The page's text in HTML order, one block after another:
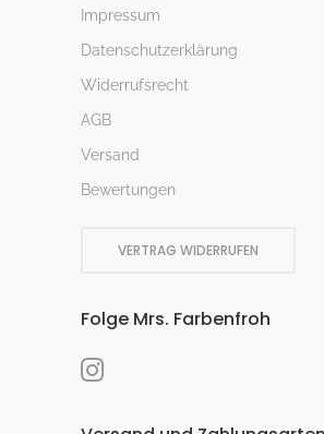
Impressum
Datenschutzerklärung
Widerrufsrecht
AGB
Versand
Bewertungen
VERTRAG WIDERRUFEN
Folge Mrs. Farbenfroh